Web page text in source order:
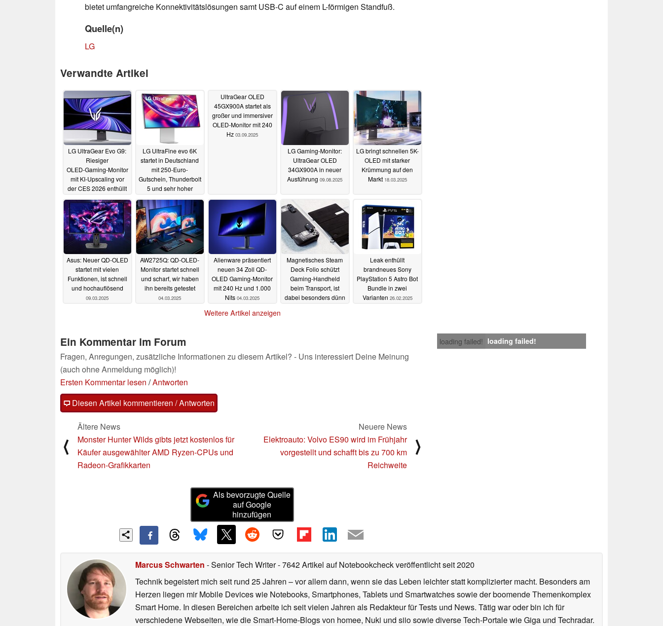
bietet umfangreiche Konnektivitätslösungen samt USB-C auf einem L-förmigen Standfuß.
Quelle(n)
LG
Verwandte Artikel
LG UltraGear Evo G9:
Riesiger
OLED‑Gaming‑Monitor
mit KI‑Upscaling vor
der CES 2026 enthüllt
26.12.2025
LG UltraFine evo 6K
startet in Deutschland
mit 250-Euro-
Gutschein, Thunderbolt
5 und sehr hoher
01.10.2025
UltraGear OLED
45GX900A startet als
großer und immersiver
OLED-Monitor mit 240
Hz 03.09.2025
LG Gaming-Monitor:
UltraGear OLED
34GX900A in neuer
Ausführung 09.08.2025
LG bringt schnellen 5K-
OLED mit starker
Krümmung auf den
Markt 18.03.2025
Asus: Neuer QD-OLED
startet mit vielen
Funktionen, ist schnell
und hochauflösend
09.03.2025
AW2725Q: QD-OLED-
Monitor startet schnell
und scharf, wir haben
ihn bereits getestet
04.03.2025
Alienware präsentiert
neuen 34 Zoll QD-
OLED Gaming-Monitor
mit 240 Hz und 1.000
Nits 04.03.2025
Magnetisches Steam
Deck Folio schützt
Gaming-Handheld
beim Transport, ist
dabei besonders dünn
Leak enthüllt
brandneues Sony
PlayStation 5 Astro Bot
Bundle in zwei
Varianten 26.02.2025
Weitere Artikel anzeigen
loading failed! loading failed!
Ein Kommentar im Forum
Fragen, Anregungen, zusätzliche Informationen zu diesem Artikel? - Uns interessiert Deine Meinung
(auch ohne Anmeldung möglich)!
Ersten Kommentar lesen /Antworten
Diesen Artikel kommentieren / Antworten
⟨
Ältere News
Monster Hunter Wilds gibts jetzt kostenlos für
Käufer ausgewählter AMD Ryzen-CPUs und
Radeon-Grafikkarten
Neuere News
Elektroauto: Volvo ES90 wird im Frühjahr
vorgestellt und schafft bis zu 700 km
Reichweite
⟩
Als bevorzugte Quelle
auf Google
hinzufügen
Marcus Schwarten - Senior Tech Writer- 7642 Artikel auf Notebookcheck veröffentlichtseit 2020
Technik begeistert mich seit rund 25 Jahren – vor allem dann, wenn sie das Leben leichter statt komplizierter macht. Besonders am
Herzen liegen mir Mobile Devices wie Notebooks, Smartphones, Tablets und Smartwatches sowie der boomende Themenkomplex
Smart Home. In diesen Bereichen arbeite ich seit vielen Jahren als Redakteur für Tests und News. Tätig war oder bin ich für
verschiedene Webseiten, wie die Smart-Home-Blogs von homee, Nuki und siio sowie diverse Tech-Portale wie Giga und Techradar.